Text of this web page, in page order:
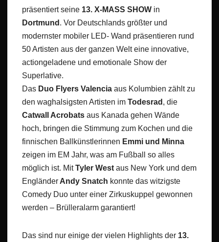
präsentiert seine 13. X-MASS SHOW in
Dortmund . Vor Deutschlands größter und
modernster mobiler LED- Wand präsentieren rund
50 Artisten aus der ganzen Welt eine innovative,
actiongeladene und emotionale Show der
Superlative.
Das Duo Flyers Valencia aus Kolumbien zählt zu
den waghalsigsten Artisten im Todesrad , die
Catwall Acrobats aus Kanada gehen Wände
hoch, bringen die Stimmung zum Kochen und die
finnischen Ballkünstlerinnen Emmi und Minna
zeigen im EM Jahr, was am Fußball so alles
möglich ist. MitTyler West aus New York und dem
Engländer Andy Snatch konnte das witzigste
Comedy Duo unter einer Zirkuskuppel gewonnen
werden – Brülleralarm garantiert!
Das sind nur einige der vielen Highlights der 13.